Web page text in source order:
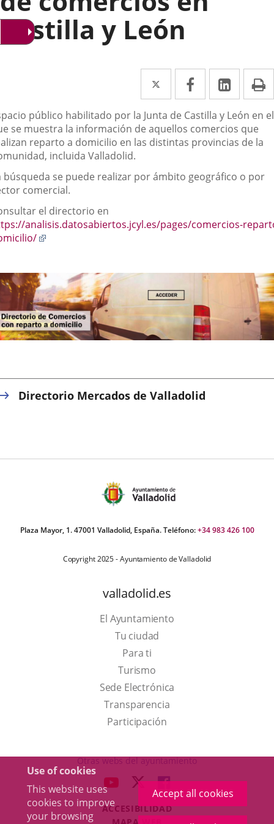
Use of cookies
This website uses
cookies to improve
your browsing
Accept all cookies
Castilla y León
Twitter
Enlace
a
una
aplicación
Facebook
Enlace
a
una
aplicación
Enlace
a
una
público habilitado por la Junta de Castilla y León en el
se muestra la información de aquellos comercios que
reparto a domicilio en las distintas provincias de la
incluida Valladolid.
búsqueda se puede realizar por ámbito geográfico o por
comercial.
el directorio en
analisis.datosabiertos.jcyl.es/pages/comercios-
aplicación
externa.
Directorio Mercados de Valladolid
Plaza Mayor, 1. 47001 Valladolid, España. Teléfono:+34 983 426 100
Copyright 2025 - Ayuntamiento de Valladolid
valladolid.es
El Ayuntamiento
Tu ciudad
Para ti
TurismoThis
link
will
open
a
up
window.
Sede Electrónica
Transparencia
Participación
Otras webs del ayuntamiento
LINK
EXTERNAL
LINK
TO
EXTERNAL
LINK
TO
EXTERNAL
ACCESIBILIDAD